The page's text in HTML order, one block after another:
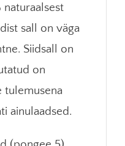
naturaalsest
sall on väga
Siidsall on
on
tulemusena
ainulaadsed.